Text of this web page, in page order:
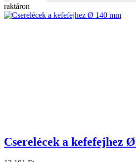
raktáron
Cserelécek a kefefejhez